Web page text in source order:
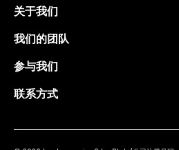
关于我们
我们的团队
参与我们
联系方式